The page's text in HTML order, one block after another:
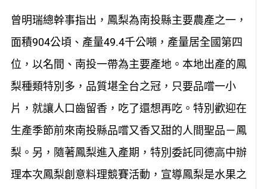
曾明瑞總幹事指出，鳳梨為南投縣主要農產之一，
面積904公頃、產量49.4千公噸，產量居全國第四
位，以名間、南投一帶為主要產地。本地出產的鳳
梨種類特別多，品質堪全台之冠，只要品嚐一小
片，就讓人口齒留香，吃了還想再吃。特別歡迎在
生產季節前來南投縣品嚐又香又甜的人間聖品－鳳
梨。另，隨著鳳梨進入產期，特別委託同德高中辦
理本次鳳梨創意料理競賽活動，宣導鳳梨是水果之